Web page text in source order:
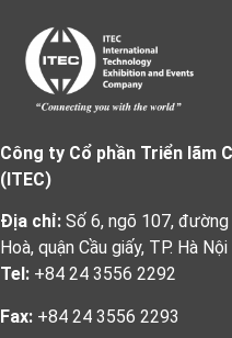
Công ty Cổ phần Triển lãm
(ITEC)
Địa chỉ: Số 6, ngõ 107,
Hoà, quận Cầu giấy, TP. Hà Nội
Tel: +84 24 3556 2292
Fax: +84 24 3556 2293